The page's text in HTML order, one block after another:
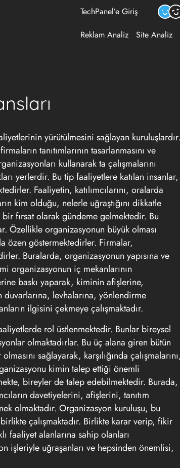
TechPanel’e Giriş
Reklam Analiz
Site Analiz
yürütülmesini sağlayan kuruluşlardır.
tanıtımlarının tasarlanmasını ve
kullanarak ta çalışmalarını
yerlerdir. Bu tip faaliyetlere katılan insanlar,
Faaliyetin, katılımcılarını, oralarda
kim olduğu, nelerle uğraştığını dikkatle
fırsat olarak gündeme gelmektedir. Bu
Özellikle organizasyonun büyük olması
özen göstermektedirler. Firmalar,
Buralarda, organizasyonun yapısına ve
organizasyonun iç mekanlarının
baskı yaparak, kiminin afişlerine,
duvarlarına, levhalarına, yönlendirme
ilgisini çekmeye çalışmaktadır.
rol üstlenmektedir. Bunlar bireysel
olmaktadırlar. Bu üç alana giren bütün
sağlayarak, karşılığında
kimin talep ettiği önemli
bireyler de talep edebilmektedir. Burada,
davetiyelerini, afişlerini, tanıtım
olmaktadır. Organizasyon kuruluşu, bu
çalışmaktadır. Birlikte karar verip, fikir
faaliyet alanlarına sahip olanları
işleriyle uğraşanları ve hepsinden önemlisi,